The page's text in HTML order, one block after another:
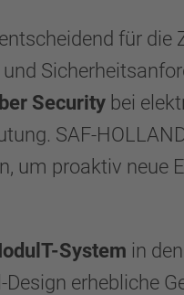
für
Security bei
SAF-
um proaktiv
System in
erhebliche